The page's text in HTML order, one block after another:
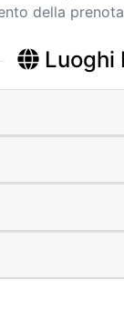
della
Luoghi